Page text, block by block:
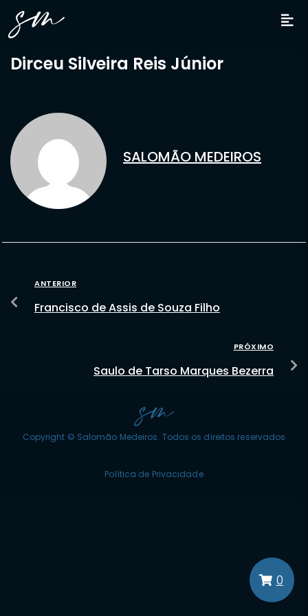
Dirceu Silveira Reis Júnior
SALOMÃO MEDEIROS
ANTERIOR
Francisco de Assis de Souza Filho
PRÓXIMO
Saulo de Tarso Marques Bezerra
Copyright © Salomão Medeiros. Todos os direitos reservados
Política de Privacidade
0